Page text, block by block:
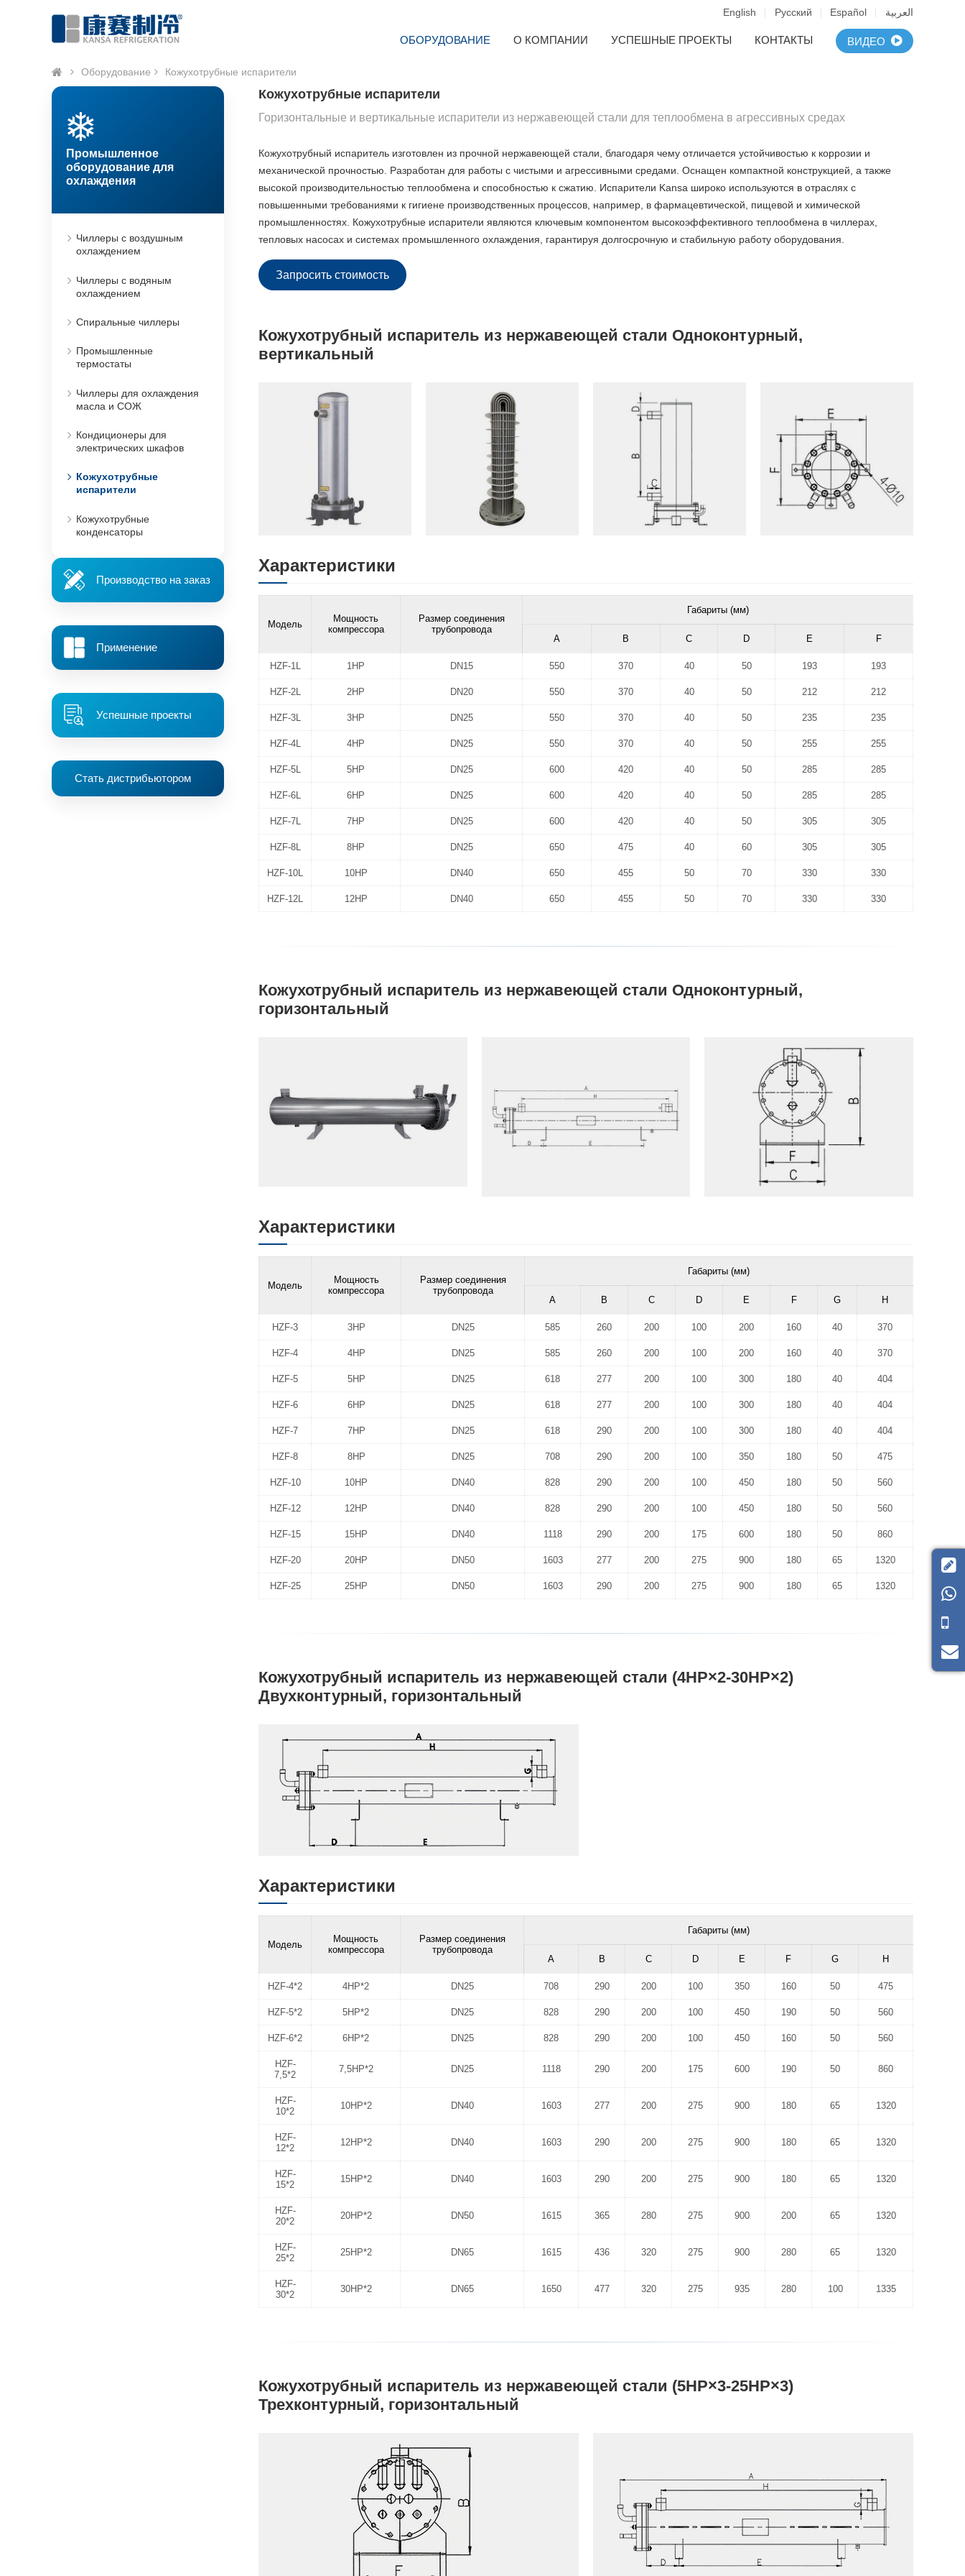
English Русский Español العربية
ОБОРУДОВАНИЕ О КОМПАНИИ УСПЕШНЫЕ ПРОЕКТЫ КОНТАКТЫ ВИДЕО
Оборудование Кожухотрубные испарители
Промышленное
оборудование для
охлаждения
Чиллеры с воздушным
охлаждением
Чиллеры с водяным
охлаждением
Спиральные чиллеры
Промышленные
термостаты
Чиллеры для охлаждения
масла и СОЖ
Кондиционеры для
электрических шкафов
Кожухотрубные
испарители
Кожухотрубные
конденсаторы
Производство на заказ
Применение
Успешные проекты
Стать дистрибьютором
Кожухотрубные испарители
Горизонтальные и вертикальные испарители из нержавеющей стали для теплообмена в агрессивных средах
Кожухотрубный испаритель изготовлен из прочной нержавеющей стали, благодаря чему отличается устойчивостью к коррозии и
механической прочностью. Разработан для работы с чистыми и агрессивными средами. Оснащен компактной конструкцией, а также
высокой производительностью теплообмена и способностью к сжатию. Испарители Kansa широко используются в отраслях с
повышенными требованиями к гигиене производственных процессов, например, в фармацевтической, пищевой и химической
промышленностях. Кожухотрубные испарители являются ключевым компонентом высокоэффективного теплообмена в чиллерах,
тепловых насосах и системах промышленного охлаждения, гарантируя долгосрочную и стабильную работу оборудования.
Запросить стоимость
Кожухотрубный испаритель из нержавеющей стали Одноконтурный,
вертикальный
Характеристики
Модель
Мощность
компрессора
Размер соединения
трубопровода
Габариты (мм)
A B C D E F
HZF-1L 1HP DN15 550 370 40 50 193 193
HZF-2L 2HP DN20 550 370 40 50 212 212
HZF-3L 3HP DN25 550 370 40 50 235 235
HZF-4L 4HP DN25 550 370 40 50 255 255
HZF-5L 5HP DN25 600 420 40 50 285 285
HZF-6L 6HP DN25 600 420 40 50 285 285
HZF-7L 7HP DN25 600 420 40 50 305 305
HZF-8L 8HP DN25 650 475 40 60 305 305
HZF-10L 10HP DN40 650 455 50 70 330 330
HZF-12L 12HP DN40 650 455 50 70 330 330
Кожухотрубный испаритель из нержавеющей стали Одноконтурный,
горизонтальный
Характеристики
Модель
Мощность
компрессора
Размер соединения
трубопровода
Габариты (мм)
A B C D E F G H
HZF-3 3HP DN25 585 260 200 100 200 160 40 370
HZF-4 4HP DN25 585 260 200 100 200 160 40 370
HZF-5 5HP DN25 618 277 200 100 300 180 40 404
HZF-6 6HP DN25 618 277 200 100 300 180 40 404
HZF-7 7HP DN25 618 290 200 100 300 180 40 404
HZF-8 8HP DN25 708 290 200 100 350 180 50 475
HZF-10 10HP DN40 828 290 200 100 450 180 50 560
HZF-12 12HP DN40 828 290 200 100 450 180 50 560
HZF-15 15HP DN40 1118 290 200 175 600 180 50 860
HZF-20 20HP DN50 1603 277 200 275 900 180 65 1320
HZF-25 25HP DN50 1603 290 200 275 900 180 65 1320
Кожухотрубный испаритель из нержавеющей стали (4HP×2-30HP×2)
Двухконтурный, горизонтальный
Характеристики
Модель
Мощность
компрессора
Размер соединения
трубопровода
Габариты (мм)
A B C D E F G H
HZF-4*2 4HP*2 DN25 708 290 200 100 350 160 50 475
HZF-5*2 5HP*2 DN25 828 290 200 100 450 190 50 560
HZF-6*2 6HP*2 DN25 828 290 200 100 450 160 50 560
HZF-
7,5*2
7,5HP*2 DN25 1118 290 200 175 600 190 50 860
HZF-
10*2
10HP*2 DN40 1603 277 200 275 900 180 65 1320
HZF-
12*2
12HP*2 DN40 1603 290 200 275 900 180 65 1320
HZF-
15*2
15HP*2 DN40 1603 290 200 275 900 180 65 1320
HZF-
20*2
20HP*2 DN50 1615 365 280 275 900 200 65 1320
HZF-
25*2
25HP*2 DN65 1615 436 320 275 900 280 65 1320
HZF-
30*2
30HP*2 DN65 1650 477 320 275 935 280 100 1335
Кожухотрубный испаритель из нержавеющей стали (5HP×3-25HP×3)
Трехконтурный, горизонтальный

